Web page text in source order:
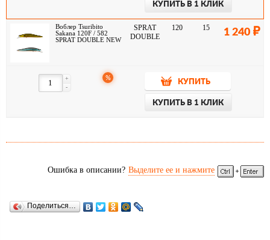
КУПИТЬ В 1 КЛИК
Воблер Tsuribito
Sakana 120F / 582
SPRAT DOUBLE NEW
SPRAT
DOUBLE
120 15 1 240
-
+ %
КУПИТЬ
КУПИТЬ В 1 КЛИК
Ошибка в описании? Выделите ее и нажмите
Поделиться…